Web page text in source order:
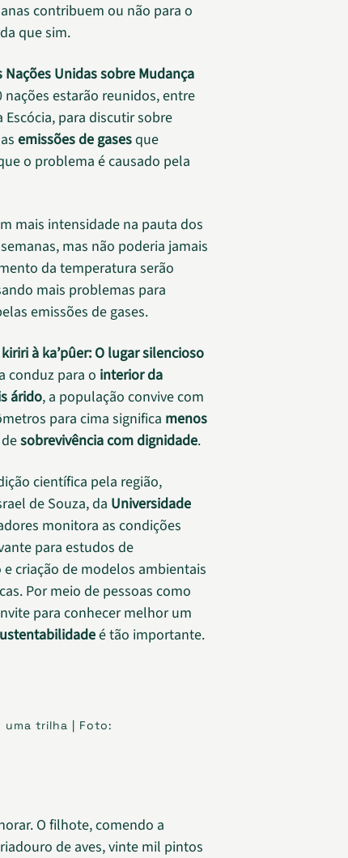
contribuem ou não para o
que sim.
Nações Unidas sobre Mudança
nações estarão reunidos, entre
para discutir sobre
emissões de gasesque
o problema é causado pela
mais intensidade na pauta dos
mas não poderia jamais
da temperatura serão
mais problemas para
emissões de gases.
kiriri à ka’pûer: O lugar silencioso
conduz para o interior da
árido, a população convive com
para cima significa menos
sobrevivência com dignidade.
científica pela região,
de Souza, da Universidade
monitora as condições
para estudos de
criação de modelos ambientais
Por meio de pessoas como
para conhecer melhor um
é tão importante.
uma trilha | Foto:
O filhote, comendo a
de aves, vinte mil pintos